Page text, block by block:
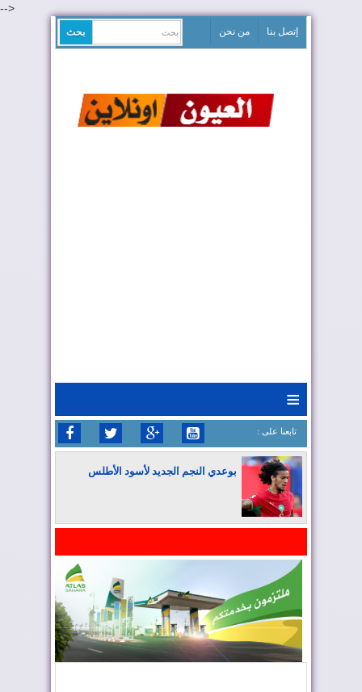
-->
إتصل بنا من نحن
≡
: تابعنا على
بوعدي النجم الجديد لأسود الأطلس
المغرب يعزز موقعه في صناعة الطيران